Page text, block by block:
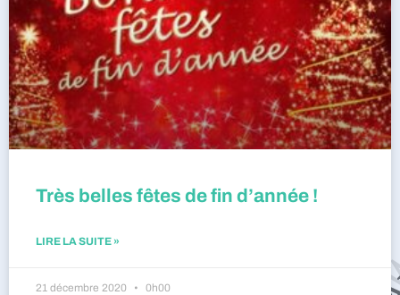
Très belles fêtes de fin d’année !
LIRE LA SUITE »
21 décembre 2020 0h00